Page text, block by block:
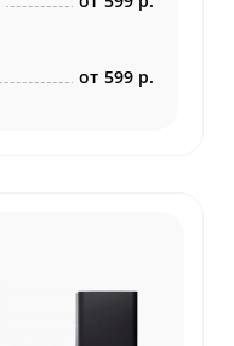
от 599 р.